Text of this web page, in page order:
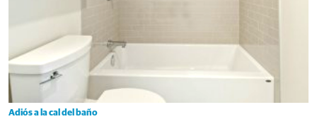
Adiós a la cal del baño